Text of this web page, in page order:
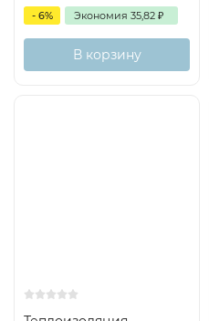
- 6% Экономия 35,82 ₽
В корзину